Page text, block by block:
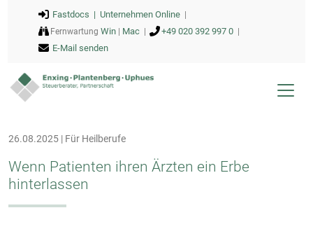
Fastdocs | Unternehmen Online|
Fernwartung Win| Mac| +49 020 392 997 0|
E-Mail senden
26.08.2025 | Für Heilberufe
Wenn Patienten ihren Ärzten ein Erbe
hinterlassen